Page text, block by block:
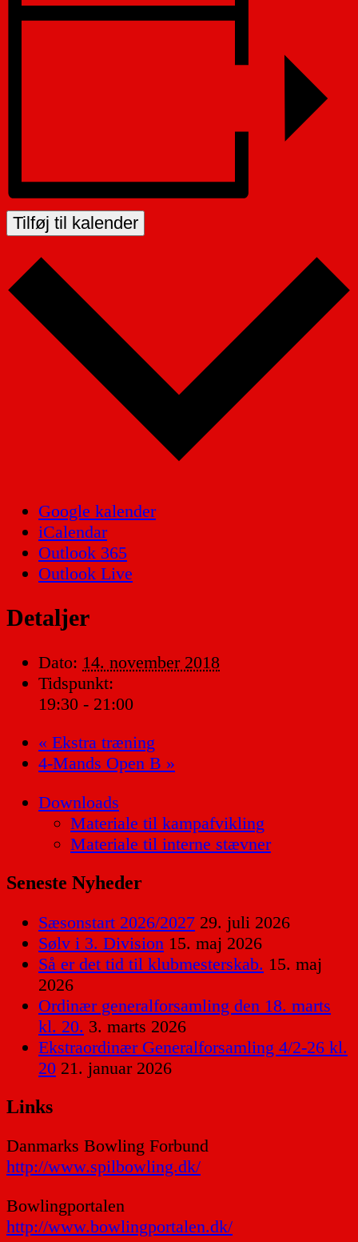
Tilføj til kalender
Google kalender
iCalendar
Outlook 365
Outlook Live
Detaljer
Dato: 14. november 2018
Tidspunkt:
19:30 - 21:00
« Ekstra træning
4-Mands Open B »
Downloads
Materiale til kampafvikling
Materiale til interne stævner
Seneste Nyheder
Sæsonstart 2026/2027 29. juli 2026
Sølv i 3. Division 15. maj 2026
Så er det tid til klubmesterskab. 15. maj
2026
Ordinær generalforsamling den 18. marts
kl. 20. 3. marts 2026
Ekstraordinær Generalforsamling 4/2-26 kl.
20 21. januar 2026
Links
Danmarks Bowling Forbund
http://www.spilbowling.dk/
Bowlingportalen
http://www.bowlingportalen.dk/